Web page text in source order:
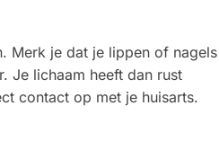
Merk je dat je lippen of nagels
Je lichaam heeft dan rust
contact op met je huisarts.